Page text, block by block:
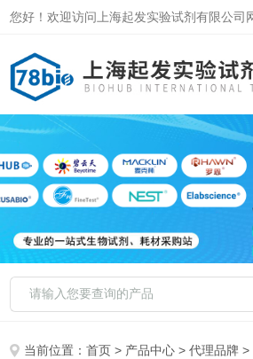
您好！欢迎访问上海起发实验试剂有限公司
当前位置：首页 > 产品中心 >代理品牌 >